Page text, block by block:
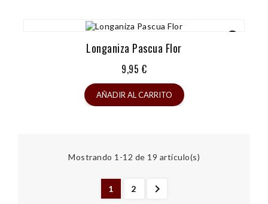
Longaniza Pascua Flor
Precio
9,95 €
AÑADIR AL CARRITO
Mostrando 1-12 de 19 artículo(s)
1 2 